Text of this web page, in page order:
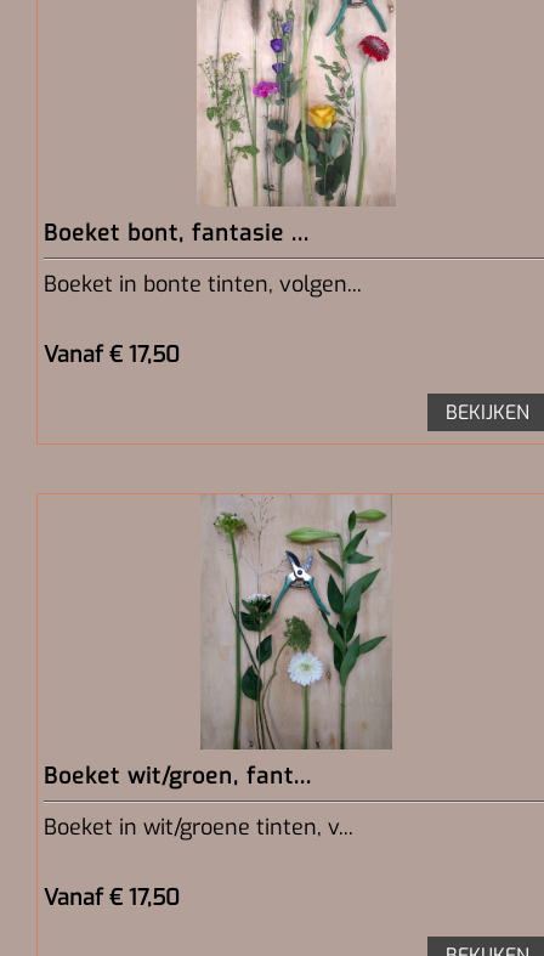
Boeket bont, fantasie ...
Boeket in bonte tinten, volgen...
Vanaf € 17,50
BEKIJKEN
Boeket wit/groen, fant...
Boeket in wit/groene tinten, v...
Vanaf € 17,50